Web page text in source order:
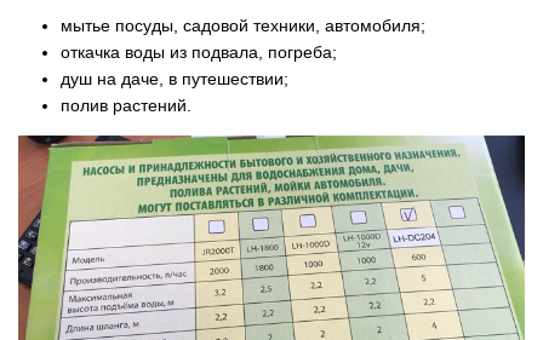
мытье посуды, садовой техники, автомобиля;
откачка воды из подвала, погреба;
душ на даче, в путешествии;
полив растений.